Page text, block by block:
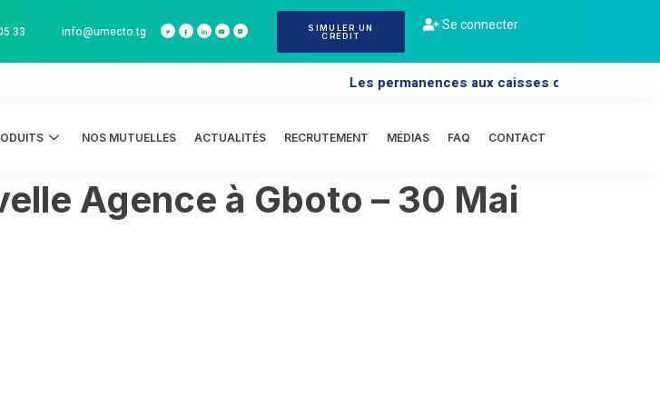
33 info@umecto.tg
SIMULER UN
CREDIT
Se connecter
Les permanences aux caisses des sièges :
NOS MUTUELLES ACTUALITÉS RECRUTEMENT MÉDIAS FAQ CONTACT
Agence à Gboto – 30 Mai